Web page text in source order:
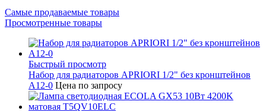
Самые продаваемые товары
Просмотренные товары
Быстрый просмотр
Набор для радиаторов APRIORI 1/2" без кронштейнов
A12-0 Цена по запросу